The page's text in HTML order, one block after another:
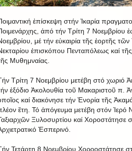
ἐπίσκεψη στήν Ἰκαρία
ἀπό τήν Τρίτη 7 Νοεμβρίου
μέ τήν εὐκαιρία τῆς ἑορτῆς
ἐπισκόπου Πενταπόλεως καί
Μυθημναίας.
Τρίτη 7 Νοεμβρίου μετέβη στό χωριό
ἐξόδιο Ἀκολουθία τοῦ Μακαριστοῦ π.
καί διακόνησε τήν Ἐνορία τῆς
ἒτη. Τό ἀπόγευμα μετέβη στόν Ἱερό
Ξυλοσυρτίου καί Χοροστάτησε
Ἑσπερινό.
Τετάρτη 8 Νοεμβρίου Χοροοστάτησε